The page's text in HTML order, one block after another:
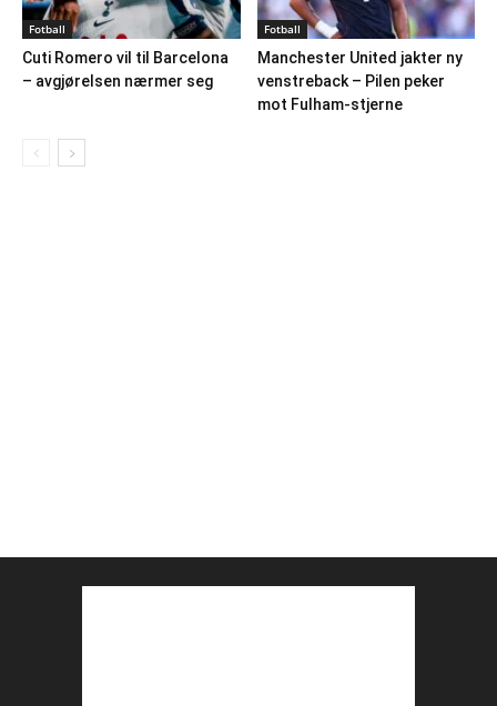
Fotball
Cuti Romero vil til Barcelona
– avgjørelsen nærmer seg
Fotball
Manchester United jakter ny
venstreback – Pilen peker
mot Fulham-stjerne